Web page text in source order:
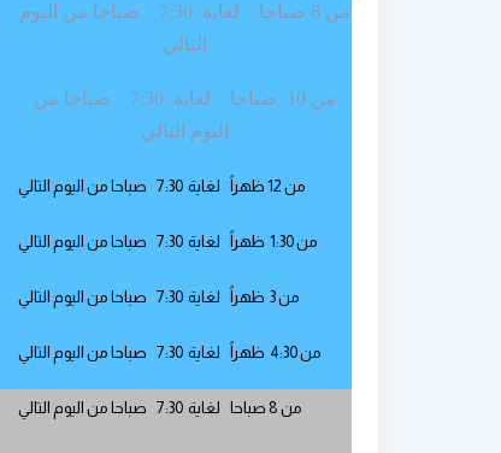
من 8 صباحا لغاية 7:30 صباحا من اليوم
التالي
من 10 صباحا لغاية 7:30 صباحا من
اليوم التالي
من 12 ظهراً لغاية 7:30 صباحا من اليوم التالي
من 1:30 ظهراً لغاية 7:30 صباحا من اليوم التالي
من 3 ظهراً لغاية 7:30 صباحا من اليوم التالي
من 4:30 ظهراً لغاية 7:30 صباحا من اليوم التالي
من 8 صباحا لغاية 7:30 صباحا من اليوم التالي